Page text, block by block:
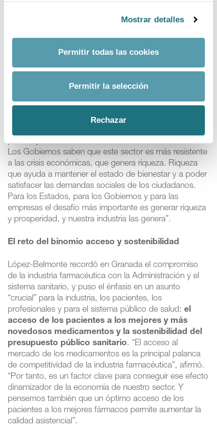
Mostrar detalles
Permitir todas las cookies
Permitir la selección
Rechazar
Los Gobiernos de muchos países, recordó, han
posible para atraer este tipo de inversiones a sus
respectivos países y tienen planes muy sólidos para
estas inversiones es muy grande. Hay que recordar que
la industria farmacéutica invierte en I+D del orden
“Lo estamos viviendo todos los días –aseguró-, y más
países quieren tener esas inversiones en sus territorios.
Los Gobiernos saben que este sector es más resistente
a las crisis económicas, que genera riqueza. Riqueza
que ayuda a mantener el estado de bienestar y a poder
satisfacer las demandas sociales de los ciudadanos.
Para los Estados, para los Gobiernos y para las
empresas el desafío más importante es generar riqueza
y prosperidad, y nuestra industria las genera”.
El reto del binomio acceso y sostenibilidad
López-Belmonte recordó en Granada el compromiso
de la industria farmacéutica con la Administración y el
sistema sanitario, y puso el énfasis en un asunto
“crucial” para la industria, los pacientes, los
profesionales y para el sistema público de salud:el
acceso de los pacientes a los mejores y más
novedosos medicamentos y la sostenibilidad del
presupuesto público sanitario. “El acceso al
mercado de los medicamentos es la principal palanca
de competitividad de la industria farmacéutica”, afirmó.
“Por tanto, es un factor clave para conseguir ese efecto
dinamizador de la economía de nuestro sector. Y
pensemos también que un óptimo acceso de los
pacientes a los mejores fármacos permite aumentar la
calidad asistencial”.